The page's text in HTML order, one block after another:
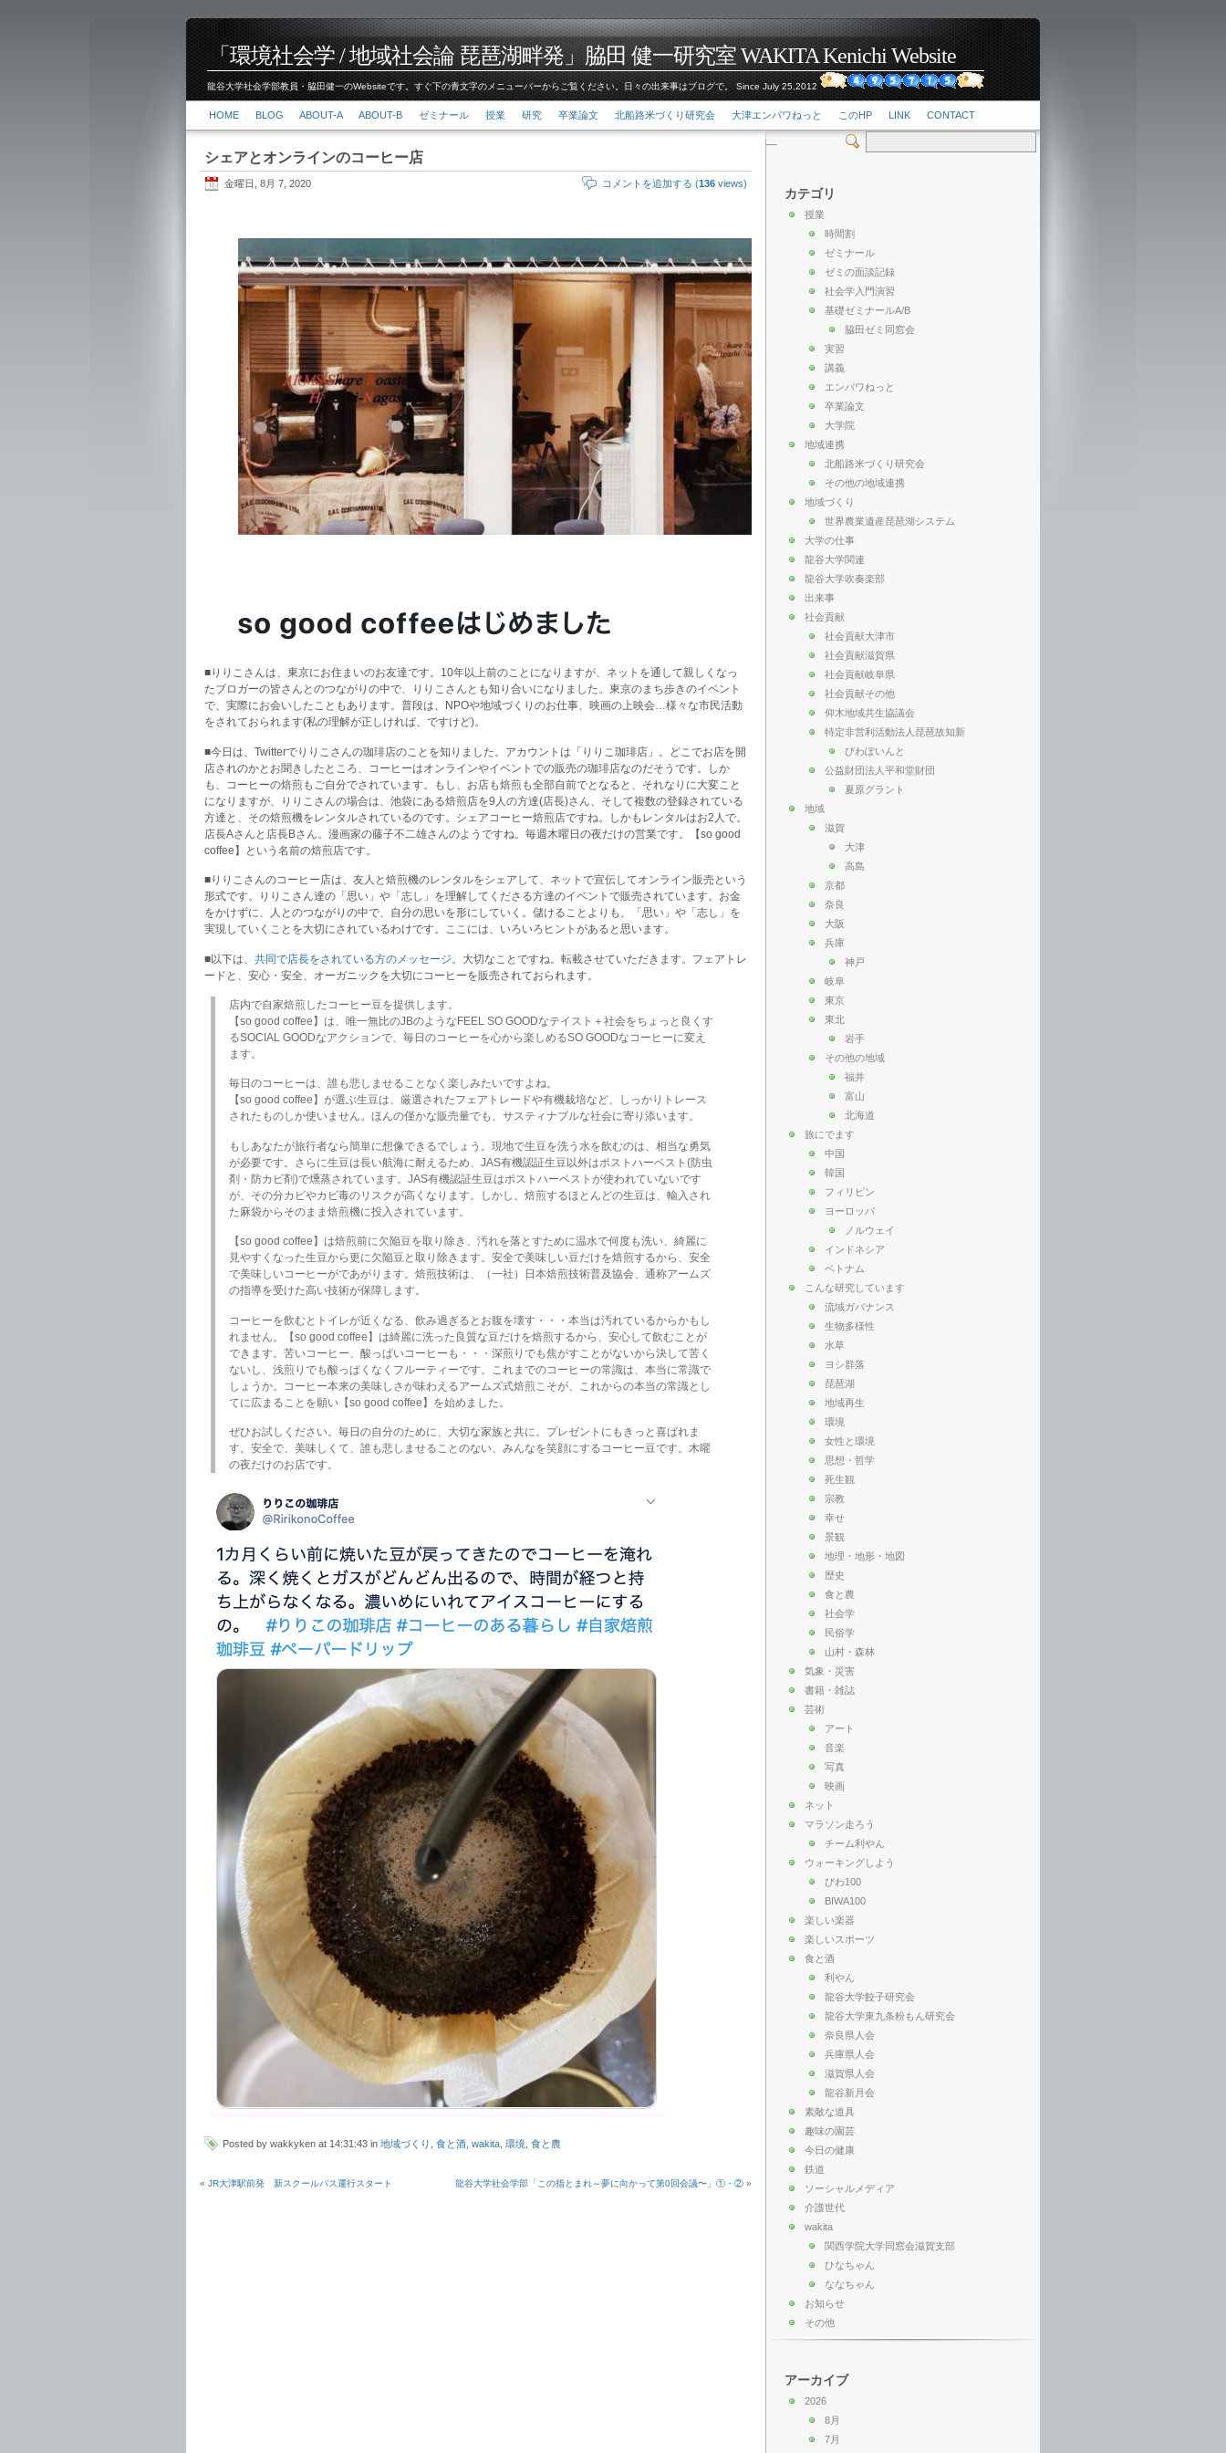
「環境社会学 / 地域社会論 琵琶湖畔発」脇田 健一研究室 WAKITA Kenichi Website
龍谷大学社会学部教員・脇田健一のWebsiteです。すぐ下の青文字のメニューバーからご覧ください。日々の出来事はブログで。 Since July 25,2012
HOME BLOG ABOUT-A ABOUT-B ゼミナール 授業 研究 卒業論文 北船路米づくり研究会 大津エンパワねっと このHP LINK CONTACT
シェアとオンラインのコーヒー店
金曜日, 8月 7, 2020 コメントを追加する (136 views)
■りりこさんは、東京にお住まいのお友達です。10年以上前のことになりますが、ネットを通して親しくなっ
たブロガーの皆さんとのつながりの中で、りりこさんとも知り合いになりました。東京のまち歩きのイベント
で、実際にお会いしたこともあります。普段は、NPOや地域づくりのお仕事、映画の上映会…様々な市民活動
をされておられます(私の理解が正しければ、ですけど)。
■今日は、Twitterでりりこさんの珈琲店のことを知りました。アカウントは「りりこ珈琲店」。どこでお店を開
店されのかとお聞きしたところ、コーヒーはオンラインやイベントでの販売の珈琲店なのだそうです。しか
も、コーヒーの焙煎もご自分でされています。もし、お店も焙煎も全部自前でとなると、それなりに大変こと
になりますが、りりこさんの場合は、池袋にある焙煎店を9人の方達(店長)さん、そして複数の登録されている
方達と、その焙煎機をレンタルされているのです。シェアコーヒー焙煎店ですね。しかもレンタルはお2人で。
店長Aさんと店長Bさん。漫画家の藤子不二雄さんのようですね。毎週木曜日の夜だけの営業です。【so good
coffee】という名前の焙煎店です。
■りりこさんのコーヒー店は、友人と焙煎機のレンタルをシェアして、ネットで宣伝してオンライン販売という
形式です。りりこさん達の「思い」や「志し」を理解してくださる方達のイベントで販売されています。お金
をかけずに、人とのつながりの中で、自分の思いを形にしていく。儲けることよりも、「思い」や「志し」を
実現していくことを大切にされているわけです。ここには、いろいろヒントがあると思います。
■以下は、 共同で店長をされている方のメッセージ 。大切なことですね。転載させていただきます。フェアトレ
ードと、安心・安全、オーガニックを大切にコーヒーを販売されておられます。
店内で自家焙煎したコーヒー豆を提供します。
【so good coffee】は、唯一無比のJBのようなFEEL SO GOODなテイスト＋社会をちょっと良くす
るSOCIAL GOODなアクションで、毎日のコーヒーを心から楽しめるSO GOODなコーヒーに変え
ます。
毎日のコーヒーは、誰も悲しませることなく楽しみたいですよね。
【so good coffee】が選ぶ生豆は、厳選されたフェアトレードや有機栽培など、しっかりトレース
されたものしか使いません。ほんの僅かな販売量でも、サスティナブルな社会に寄り添います。
もしあなたが旅行者なら簡単に想像できるでしょう。現地で生豆を洗う水を飲むのは、相当な勇気
が必要です。さらに生豆は長い航海に耐えるため、JAS有機認証生豆以外はポストハーベスト(防虫
剤・防カビ剤)で燻蒸されています。JAS有機認証生豆はポストハーベストが使われていないです
が、その分カビやカビ毒のリスクが高くなります。しかし、焙煎するほとんどの生豆は、輸入され
た麻袋からそのまま焙煎機に投入されています。
【so good coffee】は焙煎前に欠陥豆を取り除き、汚れを落とすために温水で何度も洗い、綺麗に
見やすくなった生豆から更に欠陥豆と取り除きます。安全で美味しい豆だけを焙煎するから、安全
で美味しいコーヒーがであがります。焙煎技術は、（一社）日本焙煎技術普及協会、通称アームズ
の指導を受けた高い技術が保障します。
コーヒーを飲むとトイレが近くなる、飲み過ぎるとお腹を壊す・・・本当は汚れているからかもし
れません。【so good coffee】は綺麗に洗った良質な豆だけを焙煎するから、安心して飲むことが
できます。苦いコーヒー、酸っぱいコーヒーも・・・深煎りでも焦がすことがないから決して苦く
ないし、浅煎りでも酸っぱくなくフルーティーです。これまでのコーヒーの常識は、本当に常識で
しょうか。コーヒー本来の美味しさが味わえるアームズ式焙煎こそが、これからの本当の常識とし
てに広まることを願い【so good coffee】を始めました。
ぜひお試しください。毎日の自分のために、大切な家族と共に。プレゼントにもきっと喜ばれま
す。安全で、美味しくて、誰も悲しませることのない、みんなを笑顔にするコーヒー豆です。木曜
の夜だけのお店です。
Posted by wakkyken at 14:31:43 in 地域づくり 食と酒 wakita 環境 食と農
龍谷大学社会学部「この指とまれ～夢に向かって第0回会議〜」①・② »
« JR大津駅前発 新スクールバス運行スタート
カテゴリ
授業
時間割
ゼミナール
ゼミの面談記録
社会学入門演習
基礎ゼミナールA/B
脇田ゼミ同窓会
実習
講義
エンパワねっと
卒業論文
大学院
地域連携
北船路米づくり研究会
その他の地域連携
地域づくり
世界農業遺産琵琶湖システム
大学の仕事
龍谷大学関連
龍谷大学吹奏楽部
出来事
社会貢献
社会貢献大津市
社会貢献滋賀県
社会貢献岐阜県
社会貢献その他
仰木地域共生協議会
特定非営利活動法人琵琶故知新
びわぽいんと
公益財団法人平和堂財団
夏原グラント
地域
滋賀
大津
高島
京都
奈良
大阪
兵庫
神戸
岐阜
東京
東北
岩手
その他の地域
福井
富山
北海道
旅にでます
中国
韓国
フィリピン
ヨーロッパ
ノルウェイ
インドネシア
ベトナム
こんな研究しています
流域ガバナンス
生物多様性
水草
ヨシ群落
琵琶湖
地域再生
環境
女性と環境
思想・哲学
死生観
宗教
幸せ
景観
地理・地形・地図
歴史
食と農
社会学
民俗学
山村・森林
気象・災害
書籍・雑誌
芸術
アート
音楽
写真
映画
ネット
マラソン走ろう
チーム利やん
ウォーキングしよう
びわ100
BIWA100
楽しい楽器
楽しいスポーツ
食と酒
利やん
龍谷大学餃子研究会
龍谷大学東九条粉もん研究会
奈良県人会
兵庫県人会
滋賀県人会
龍谷新月会
素敵な道具
趣味の園芸
今日の健康
鉄道
ソーシャルメディア
介護世代
wakita
関西学院大学同窓会滋賀支部
ひなちゃん
ななちゃん
お知らせ
その他
アーカイブ
2026
8月
7月